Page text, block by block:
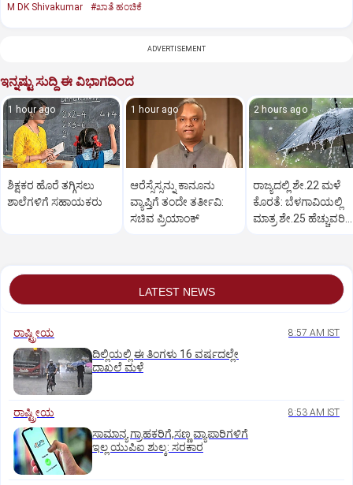
M DK Shivakumar
#ಖಾತೆ ಹಂಚಿಕೆ
ADVERTISEMENT
ಇನ್ನಷ್ಟು ಸುದ್ದಿ ಈ ವಿಭಾಗದಿಂದ
1 hour ago
ಶಿಕ್ಷಕರ ಹೊರೆ ತಗ್ಗಿಸಲು
ಶಾಲೆಗಳಿಗೆ ಸಹಾಯಕರು
1 hour ago
ಆರೆಸ್ಸೆಸ್ಸನ್ನು ಕಾನೂನು
ವ್ಯಾಪ್ತಿಗೆ ತಂದೇ ತರ್ತೀವಿ:
ಸಚಿವ ಪ್ರಿಯಾಂಕ್‌
2 hours ago
ರಾಜ್ಯದಲ್ಲಿ ಶೇ.22 ಮಳೆ
ಕೊರತೆ: ಬೆಳಗಾವಿಯಲ್ಲಿ
ಮಾತ್ರ ಶೇ.25 ಹೆಚ್ಚುವರಿ
LATEST NEWS
ರಾಷ್ಟ್ರೀಯ 8:57 AM IST
ದಿಲ್ಲಿಯಲ್ಲಿ ಈ ತಿಂಗಳು 16 ವರ್ಷದಲ್ಲೇ
ದಾಖಲೆ ಮಳೆ
ರಾಷ್ಟ್ರೀಯ 8:53 AM IST
ಸಾಮಾನ್ಯ ಗ್ರಾಹಕರಿಗೆ,ಸಣ್ಣ ವ್ಯಾಪಾರಿಗಳಿಗೆ
ಇಲ್ಲ ಯುಪಿಐ ಶುಲ್ಕ: ಸರಕಾರ